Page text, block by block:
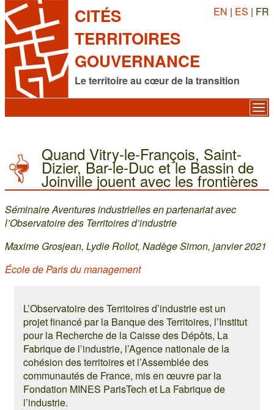
CITÉS
TERRITOIRES
GOUVERNANCE
Le territoire au cœur de la transition
EN | ES | FR
Quand Vitry-le-François, Saint-
Dizier, Bar-le-Duc et le Bassin de
Joinville jouent avec les frontières
Séminaire Aventures industrielles en partenariat avec
l’Observatoire des Territoires d’industrie
Maxime Grosjean, Lydie Rollot, Nadège Simon, janvier 2021
École de Paris du management
L’Observatoire des Territoires d’industrie est un
projet financé par la Banque des Territoires, l’Institut
pour la Recherche de la Caisse des Dépôts, La
Fabrique de l’industrie, l’Agence nationale de la
cohésion des territoires et l’Assemblée des
communautés de France, mis en œuvre par la
Fondation MINES ParisTech et La Fabrique de
l’industrie.